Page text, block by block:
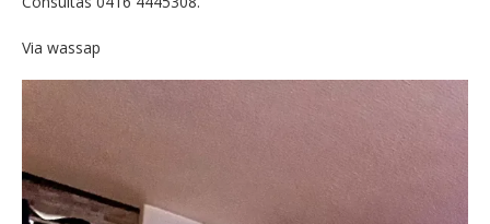
Via wassap